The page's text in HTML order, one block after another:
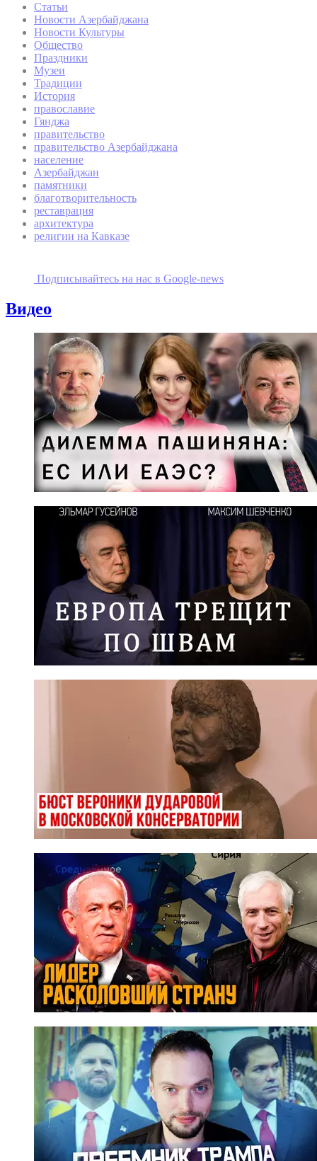
Статьи
Новости Азербайджана
Новости Культуры
Общество
Праздники
Музеи
Традиции
История
православие
Гянджа
правительство
правительство Азербайджана
население
Азербайджан
памятники
благотворительность
реставрация
архитектура
религии на Кавказе
Подписывайтесь на наc в Google-news
Видео